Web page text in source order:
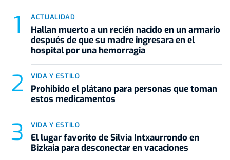
ACTUALIDAD
Hallan muerto a un recién nacido en un armario
después de que su madre ingresara en el
hospital por una hemorragia
VIDA Y ESTILO
Prohibido el plátano para personas que toman
estos medicamentos
VIDA Y ESTILO
El lugar favorito de Silvia Intxaurrondo en
Bizkaia para desconectar en vacaciones